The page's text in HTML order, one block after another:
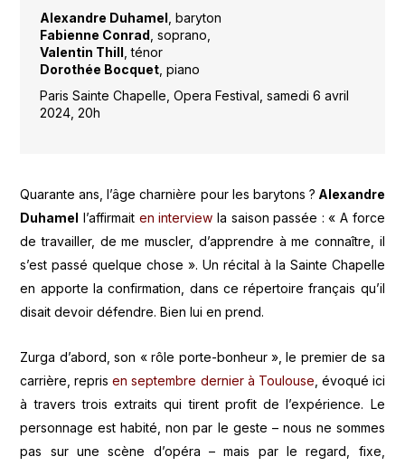
Alexandre Duhamel , baryton
Fabienne Conrad , soprano,
Valentin Thill , ténor
Dorothée Bocquet, piano
Paris Sainte Chapelle, Opera Festival, samedi 6 avril
2024, 20h
Quarante ans, l’âge charnière pour les barytons ? Alexandre
Duhamel l’affirmait en interview la saison passée : « A force
de travailler, de me muscler, d’apprendre à me connaître, il
s’est passé quelque chose ». Un récital à la Sainte Chapelle
en apporte la confirmation, dans ce répertoire français qu’il
disait devoir défendre. Bien lui en prend.
Zurga d’abord, son « rôle porte-bonheur », le premier de sa
carrière, reprisen septembre dernier à Toulouse, évoqué ici
à travers trois extraits qui tirent profit de l’expérience. Le
personnage est habité, non par le geste – nous ne sommes
pas sur une scène d’opéra – mais par le regard, fixe,